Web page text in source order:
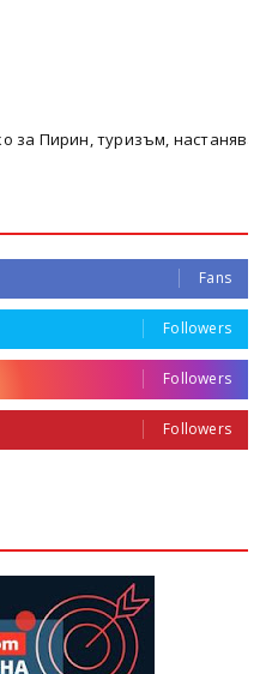
настаняване и ценна
Fans
Followers
Followers
Followers